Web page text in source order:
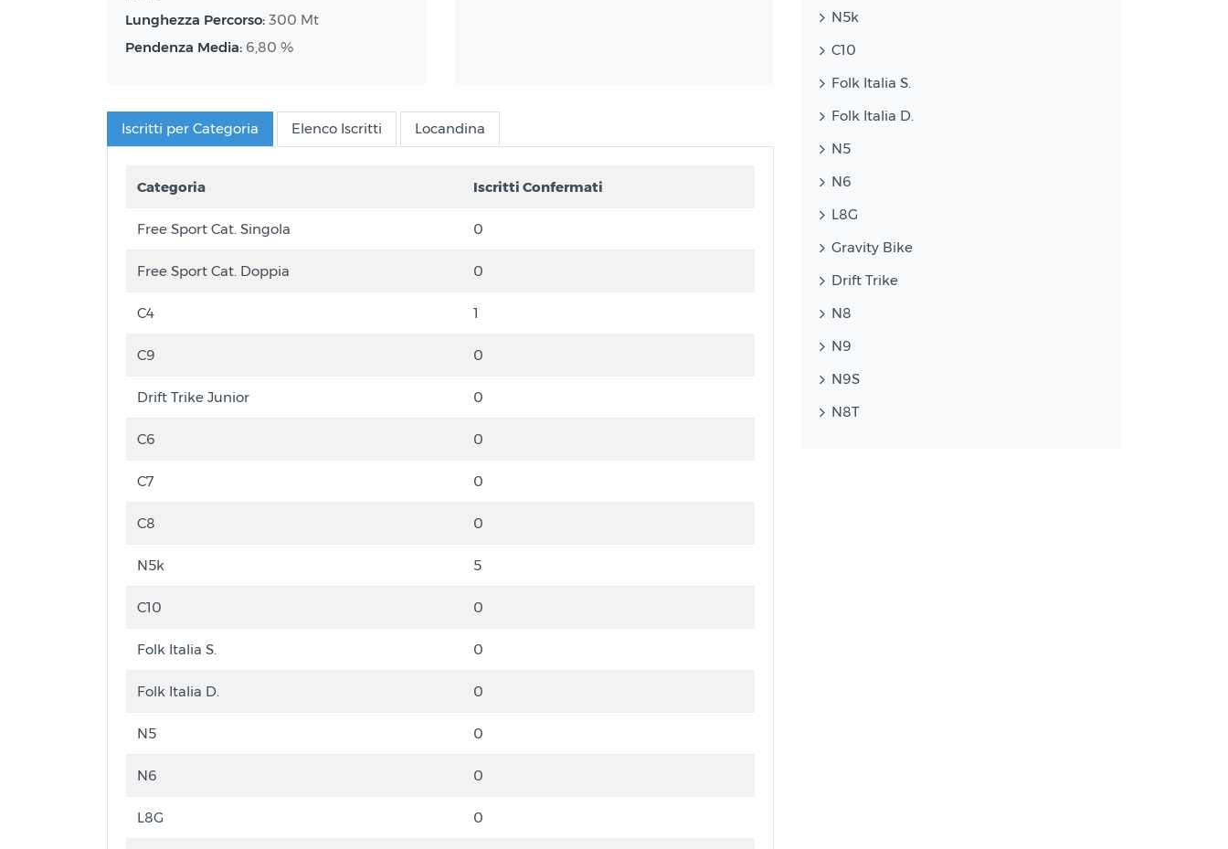
Lunghezza Percorso: 300 Mt
Pendenza Media: 6,80 %
Iscritti per Categoria Elenco Iscritti Locandina
Categoria Iscritti Confermati
Free Sport Cat. Singola 0
Free Sport Cat. Doppia 0
C4 1
C9 0
Drift Trike Junior 0
C6 0
C7 0
C8 0
N5k 5
C10 0
Folk Italia S. 0
Folk Italia D. 0
N5 0
N6 0
L8G 0
N5k
C10
Folk Italia S.
Folk Italia D.
N5
N6
L8G
Gravity Bike
Drift Trike
N8
N9
N9S
N8T